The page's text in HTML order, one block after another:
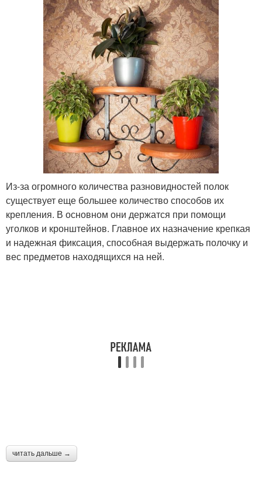
Крепление на
кронштейны
Из-за огромного количества разновидностей полок
существует еще большее количество способов их
крепления. В основном они держатся при помощи
уголков и кронштейнов. Главное их назначение крепкая
и надежная фиксация, способная выдержать полочку и
вес предметов находящихся на ней.
читать дальше →